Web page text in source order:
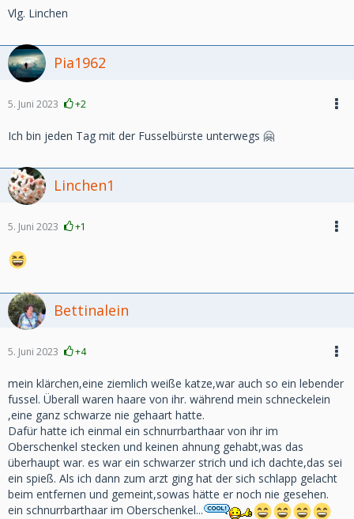
Vlg. Linchen
Pia1962
5. Juni 2023 +2
Ich bin jeden Tag mit der Fusselbürste unterwegs 🤗
Linchen1
5. Juni 2023 +1
Bettinalein
5. Juni 2023 +4
mein klärchen,eine ziemlich weiße katze,war auch so ein lebender
fussel. Überall waren haare von ihr. während mein schneckelein
,eine ganz schwarze nie gehaart hatte.
Dafür hatte ich einmal ein schnurrbarthaar von ihr im
Oberschenkel stecken und keinen ahnung gehabt,was das
überhaupt war. es war ein schwarzer strich und ich dachte,das sei
ein spieß. Als ich dann zum arzt ging hat der sich schlapp gelacht
beim entfernen und gemeint,sowas hätte er noch nie gesehen.
ein schnurrbarthaar im Oberschenkel...